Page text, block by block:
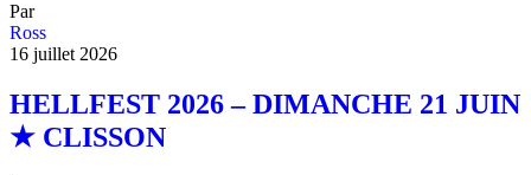
Par
Ross
16 juillet 2026
HELLFEST 2026 – DIMANCHE 21 JUIN
★ CLISSON